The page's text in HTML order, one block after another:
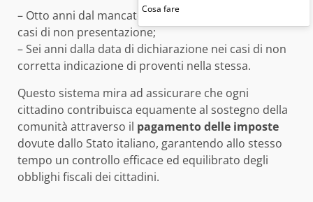
– Otto anni dal mancato invio della dichiarazione nei
casi di non presentazione;
– Sei anni dalla data di dichiarazione nei casi di non
corretta indicazione di proventi nella stessa.
Questo sistema mira ad assicurare che ogni
cittadino contribuisca equamente al sostegno della
comunità attraverso il pagamento delle imposte
dovute dallo Stato italiano, garantendo allo stesso
tempo un controllo efficace ed equilibrato degli
obblighi fiscali dei cittadini.
Cosa fare